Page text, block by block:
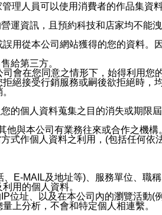
理人員可以使用消費者的作品集資
運資訊，且預約科技和店家均不
用從本公司網站獲得的您的資料
給第三方。
會在您同意之情形下，始得利用
絕接受行銷服務或嗣後欲拒絕時
的個人資料蒐集之目的消失或期限
與本公司有業務往來或合作之機構
式作個人資料之利用，(包括任何
E-MAIL及地址等)、服務單位、
用的個人資料。
位址、以及在本公司內的瀏覽活動
上分析，不會和特定個人相連繫。